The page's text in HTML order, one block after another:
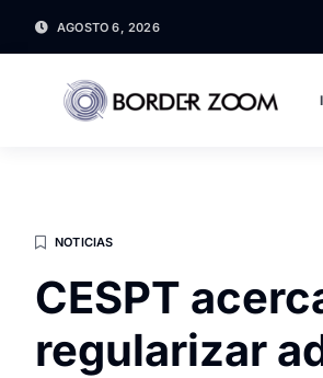
AGOSTO 6, 2026
NOTICIAS
CESPT
regularizar